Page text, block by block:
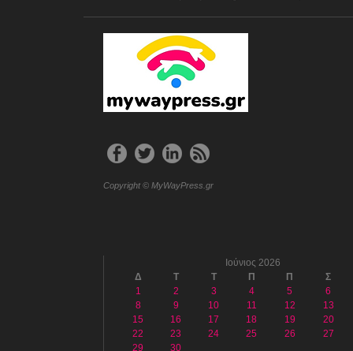
Copyright © MyWayPress.gr
Ιούνιος 2026
Δ
Τ Τ Π Π
Σ
1
2 3 4 5
6
8
9 10 11 12
13
15
16 17 18 19
20
22
23 24 25 26
27
29
30